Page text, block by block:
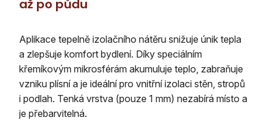
až po půdu
Aplikace tepelně izolačního nátěru snižuje únik tepla
a zlepšuje komfort bydlení. Díky speciálním
křemíkovým mikrosférám akumuluje teplo, zabraňuje
vzniku plísní a je ideální pro vnitřní izolaci stěn, stropů
i podlah. Tenká vrstva (pouze 1 mm) nezabírá místo a
je přebarvitelná.